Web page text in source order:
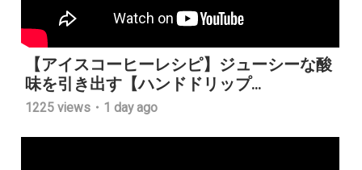
【アイスコーヒーレシピ】ジューシーな酸
味を引き出す【ハンドドリップ...
1225 views・1 day ago